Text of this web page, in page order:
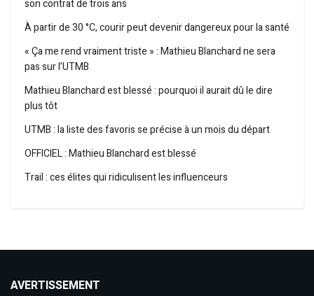
son contrat de trois ans
À partir de 30 °C, courir peut devenir dangereux pour la santé
« Ça me rend vraiment triste » : Mathieu Blanchard ne sera
pas sur l’UTMB
Mathieu Blanchard est blessé : pourquoi il aurait dû le dire
plus tôt
UTMB : la liste des favoris se précise à un mois du départ
OFFICIEL : Mathieu Blanchard est blessé
Trail : ces élites qui ridiculisent les influenceurs
AVERTISSEMENT